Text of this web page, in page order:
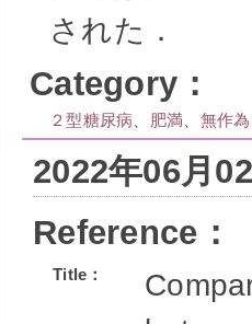
された．
Category：
２型糖尿病 肥満 無作
2022年06月
Reference：
Title：